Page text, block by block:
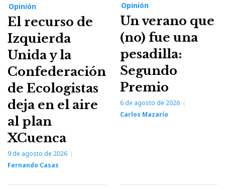
Opinión
El recurso de
Izquierda
Unida y la
Confederación
de Ecologistas
deja en el aire
al plan
XCuenca
9 de agosto de 2026
Fernando Casas
Opinión
Un verano que
(no) fue una
pesadilla:
Segundo
Premio
6 de agosto de 2026
Carlos Mazarío